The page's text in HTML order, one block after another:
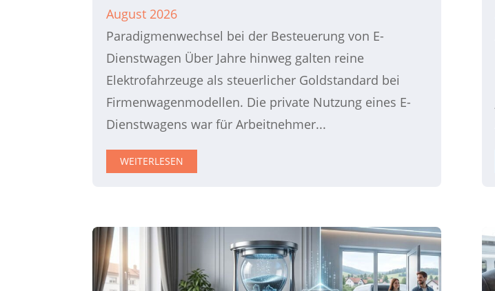
August 2026
Paradigmenwechsel bei der Besteuerung von E-
Dienstwagen Über Jahre hinweg galten reine
Elektrofahrzeuge als steuerlicher Goldstandard bei
Firmenwagenmodellen. Die private Nutzung eines E-
Dienstwagens war für Arbeitnehmer...
WEITERLESEN